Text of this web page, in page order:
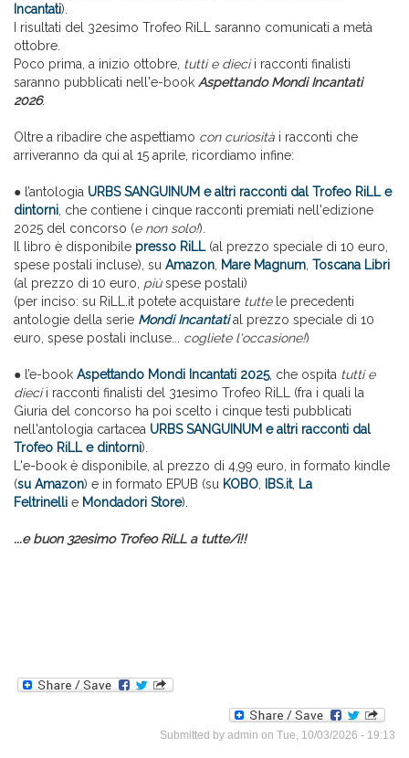
Incantati).
I risultati del 32esimo Trofeo RiLL saranno comunicati a metà
ottobre.
Poco prima, a inizio ottobre, tutti e diecii racconti finalisti
saranno pubblicati nell'e-book Aspettando Mondi Incantati
2026.
Oltre a ribadire che aspettiamo con curiosità i racconti che
arriveranno da qui al 15 aprile, ricordiamo infine:
● l’antologia URBS SANGUINUM e altri racconti dal Trofeo RiLL e
dintorni , che contiene i cinque racconti premiati nell'edizione
2025 del concorso (e non solo!).
Il libro è disponibile presso RiLL(al prezzo speciale di 10 euro,
spese postali incluse), su Amazon Mare Magnum Toscana Libri
(al prezzo di 10 euro, piùspese postali)
(per inciso: su RiLL.it potete acquistare tuttele precedenti
antologie della serie Mondi Incantati al prezzo speciale di 10
euro, spese postali incluse... cogliete l'occasione!)
● l’e-book Aspettando Mondi Incantati 2025, che ospita tutti e
diecii racconti finalisti del 31esimo Trofeo RiLL (fra i quali la
Giuria del concorso ha poi scelto i cinque testi pubblicati
nell'antologia cartacea URBS SANGUINUM e altri racconti dal
Trofeo RiLL e dintorni).
L'e-book è disponibile, al prezzo di 4,99 euro, in formato kindle
(su Amazon) e in formato EPUB (su KOBO IBS.it, La
Feltrinelli e Mondadori Store).
...e buon 32esimo Trofeo RiLL a tutte/i!!
Submitted by admin on Tue, 10/03/2026 - 19:13